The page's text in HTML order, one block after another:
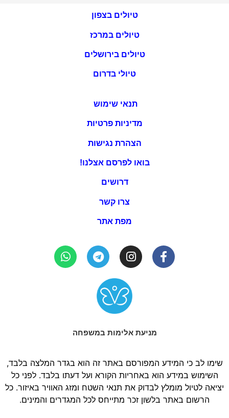
טיולים בצפון
טיולים במרכז
טיולים בירושלים
טיולי בדרום
תנאי שימוש
מדיניות פרטיות
הצהרת נגישות
בואו לפרסם אצלנו!
דרושים
צרו קשר
מפת אתר
מניעת אלימות במשפחה
שימו לב כי המידע המפורסם באתר זה הוא בגדר המלצה בלבד,
השימוש במידע הוא באחריות הקורא ועל דעתו בלבד. לפני כל
יציאה לטיול מומלץ לבדוק את תנאי השטח ומזג האוויר באיזור. כל
הרשום באתר בלשון זכר מתייחס לכל המגדרים והמינים.